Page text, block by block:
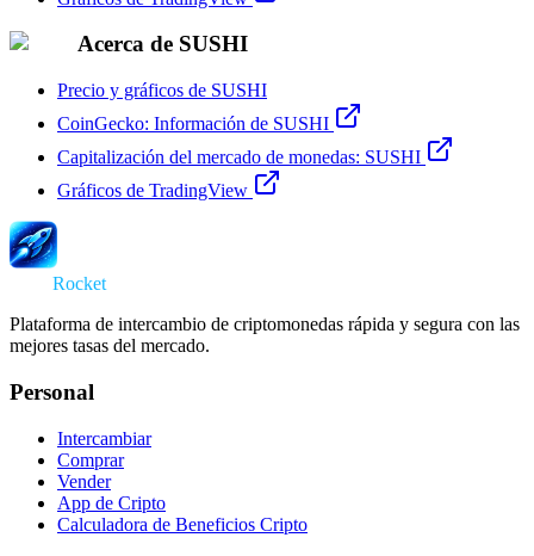
Acerca de SUSHI
Precio y gráficos de SUSHI
CoinGecko: Información de SUSHI
Capitalización del mercado de monedas: SUSHI
Gráficos de TradingView
Rocket
Plataforma de intercambio de criptomonedas rápida y segura con las
mejores tasas del mercado.
Personal
Intercambiar
Comprar
Vender
App de Cripto
Calculadora de Beneficios Cripto